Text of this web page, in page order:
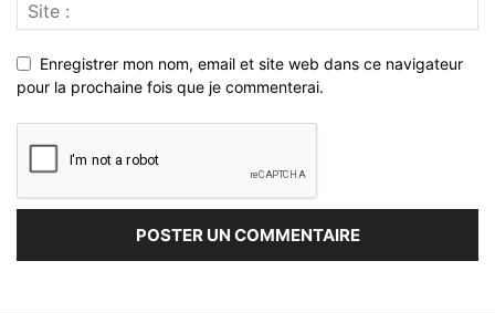
Enregistrer mon nom, email et site web dans ce navigateur
pour la prochaine fois que je commenterai.